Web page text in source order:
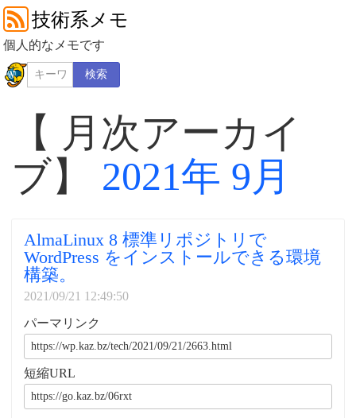
技術系メモ
個人的なメモです
検索
【 月次アーカイ
ブ】 2021年 9月
AlmaLinux 8 標準リポジトリで
WordPress をインストールできる環境
構築。
2021/09/21 12:49:50
パーマリンク
短縮URL